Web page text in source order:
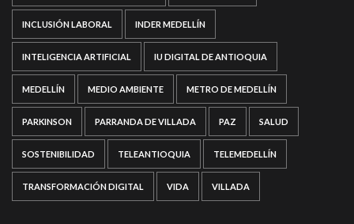
INCLUSIÓN LABORAL INDER MEDELLÍN
INTELIGENCIA ARTIFICIAL IU DIGITAL DE ANTIOQUIA
MEDELLÍN MEDIO AMBIENTE METRO DE MEDELLÍN
PARKINSON PARRANDA DE VILLADA PAZ SALUD
SOSTENIBILIDAD TELEANTIOQUIA TELEMEDELLÍN
TRANSFORMACIÓN DIGITAL VIDA VILLADA